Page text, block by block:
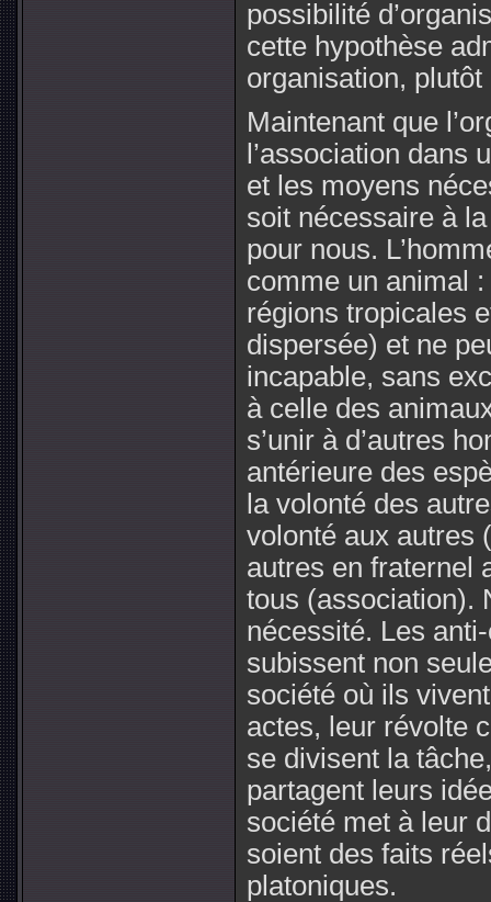
possibilité
cette hypothèse
organisation, plutôt
Maintenant que
l’association dans
et les moyens
soit nécessaire à
pour nous.
comme un animal
régions tropicales
dispersée) et ne
incapable, sans
à celle des
s’unir à d’autres
antérieure des
la volonté des
volonté aux autres
autres en fraternel
tous (association).
nécessité. Les
subissent non
société où ils
actes, leur révolte
se divisent la
partagent leurs
société met à leur
soient des faits
platoniques.